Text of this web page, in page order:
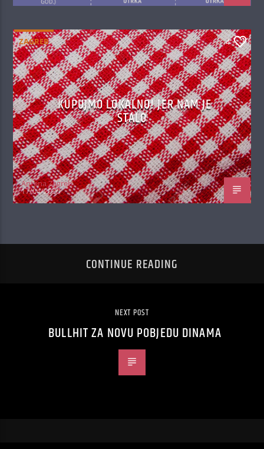
ZAGREB 4
KUPUJMO LOKALNO! JER NAM JE
STALO
Antena Zagreb
17/04/2020
CONTINUE READING
NEXT POST
BULLHIT ZA NOVU POBJEDU DINAMA